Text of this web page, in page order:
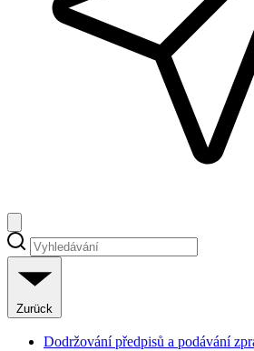
Zurück
Dodržování předpisů a podávání